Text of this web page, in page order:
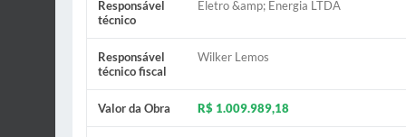
Responsável
técnico
Eletro &amp; Energia LTDA
Responsável
técnico fiscal
Wilker Lemos
Valor da Obra R$ 1.009.989,18